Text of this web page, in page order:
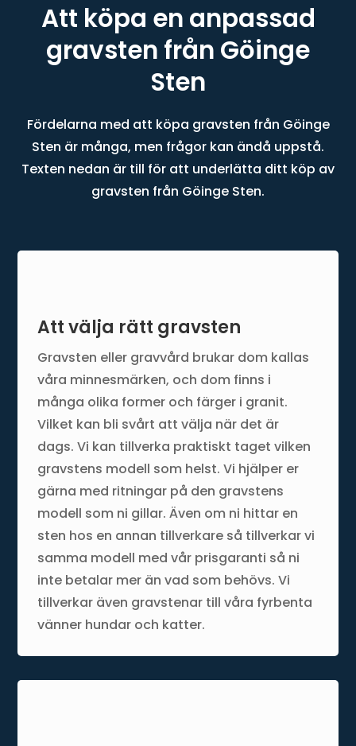
Att köpa en anpassad
gravsten från Göinge
Sten
Fördelarna med att köpa gravsten från Göinge
Sten är många, men frågor kan ändå uppstå.
Texten nedan är till för att underlätta ditt köp av
gravsten från Göinge Sten.
Att välja rätt gravsten
Gravsten eller gravvård brukar dom kallas
våra minnesmärken, och dom finns i
många olika former och färger i granit.
Vilket kan bli svårt att välja när det är
dags. Vi kan tillverka praktiskt taget vilken
gravstens modell som helst. Vi hjälper er
gärna med ritningar på den gravstens
modell som ni gillar. Även om ni hittar en
sten hos en annan tillverkare så tillverkar vi
samma modell med vår prisgaranti så ni
inte betalar mer än vad som behövs. Vi
tillverkar även gravstenar till våra fyrbenta
vänner hundar och katter.